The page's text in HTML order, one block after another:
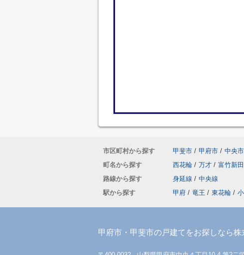
市区町村から探す 甲斐市 / 甲府市 / 中央市
町名から探す
西花輪 / 万才 / 富竹新田
路線から探す
身延線 / 中央線
駅から探す
甲府 / 竜王 / 東花輪 /
甲府市・甲斐市の戸建てをお探しなら株